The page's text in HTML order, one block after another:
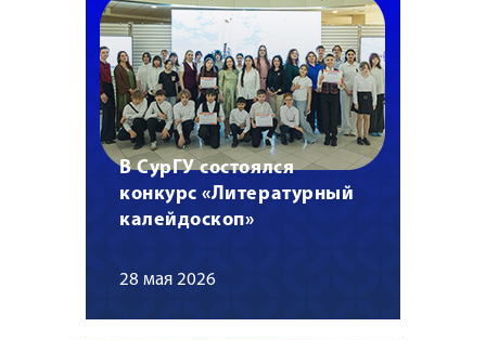
В СурГУ состоялся
конкурс «Литературный
калейдоскоп»
28 мая 2026